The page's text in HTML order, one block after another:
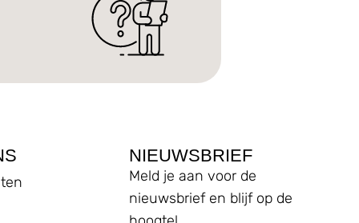
NIEUWSBRIEF
Meld je aan voor de
nieuwsbrief en blijf op de